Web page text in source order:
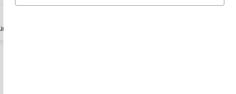
stokları tükenmiş olabilir. Lütfen daha sonra yeniden deneyin.